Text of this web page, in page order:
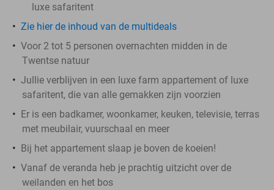
luxe safaritent
Zie hier de inhoud van de multideals
Voor 2 tot 5 personen overnachten midden in de
Twentse natuur
Jullie verblijven in een luxe farm appartement of luxe
safaritent, die van alle gemakken zijn voorzien
Er is een badkamer, woonkamer, keuken, televisie, terras
met meubilair, vuurschaal en meer
Bij het appartement slaap je boven de koeien!
Vanaf de veranda heb je prachtig uitzicht over de
weilanden en het bos